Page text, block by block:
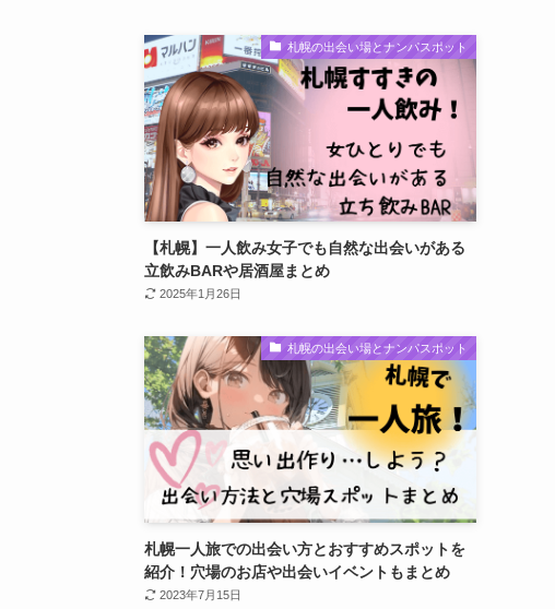
札幌の出会い場とナンパスポット
【札幌】一人飲み女子でも自然な出会いがある
立飲みBARや居酒屋まとめ
2025年1月26日
札幌の出会い場とナンパスポット
札幌一人旅での出会い方とおすすめスポットを
紹介！穴場のお店や出会いイベントもまとめ
2023年7月15日